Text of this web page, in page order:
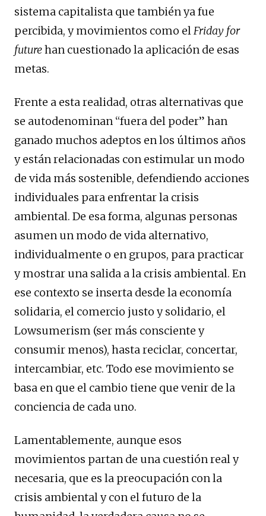
sistema capitalista que también ya fue
percibida, y movimientos como elFriday for
futurehan cuestionado la aplicación de esas
metas.
Frente a esta realidad, otras alternativas que
se autodenominan “fuera del poder” han
ganado muchos adeptos en los últimos años
y están relacionadas con estimular un modo
de vida más sostenible, defendiendo acciones
individuales para enfrentar la crisis
ambiental. De esa forma, algunas personas
asumen un modo de vida alternativo,
individualmente o en grupos, para practicar
y mostrar una salida a la crisis ambiental. En
ese contexto se inserta desde la economía
solidaria, el comercio justo y solidario, el
Lowsumerism (ser más consciente y
consumir menos), hasta reciclar, concertar,
intercambiar, etc. Todo ese movimiento se
basa en que el cambio tiene que venir de la
conciencia de cada uno.
Lamentablemente, aunque esos
movimientos partan de una cuestión real y
necesaria, que es la preocupación con la
crisis ambiental y con el futuro de la